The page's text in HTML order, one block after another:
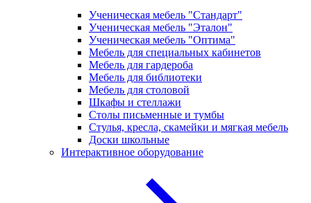
Ученическая мебель "Стандарт"
Ученическая мебель "Эталон"
Ученическая мебель "Оптима"
Мебель для специальных кабинетов
Мебель для гардероба
Мебель для библиотеки
Мебель для столовой
Шкафы и стеллажи
Столы письменные и тумбы
Стулья, кресла, скамейки и мягкая мебель
Доски школьные
Интерактивное оборудование